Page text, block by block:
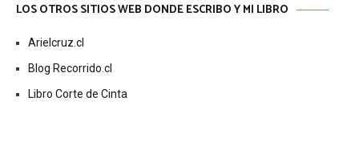
LOS OTROS SITIOS WEB DONDE ESCRIBO Y MI LIBRO
Arielcruz.cl
Blog Recorrido.cl
Libro Corte de Cinta